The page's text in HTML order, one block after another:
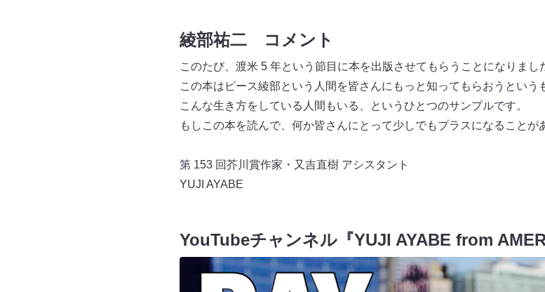
綾部祐二 コメント
このたび、渡米 5 年という節目に本を出版させてもらうことになりまし
この本はピース綾部という人間を皆さんにもっと知ってもらおうという
こんな生き方をしている人間もいる、というひとつのサンプルです。
もしこの本を読んで、何か皆さんにとって少しでもプラスになることが
第 153 回芥川賞作家・又吉直樹 アシスタント
YUJI AYABE
YouTubeチャンネル『YUJI AYABE from